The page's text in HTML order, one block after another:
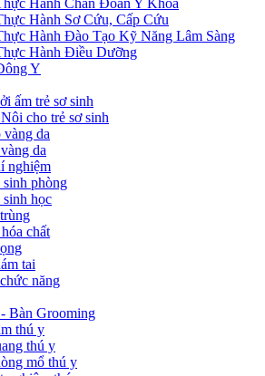
Hành Sơ Cứu, Cấp Cứu
Hành Đào Tạo Kỹ Năng Lâm Sàng
Hành Điều Dưỡng
Y
ấm trẻ sơ sinh
cho trẻ sơ sinh
da
da
nghiệm
phòng
sinh học
chất
tai
năng
Bàn Grooming
thú y
thú y
mổ thú y